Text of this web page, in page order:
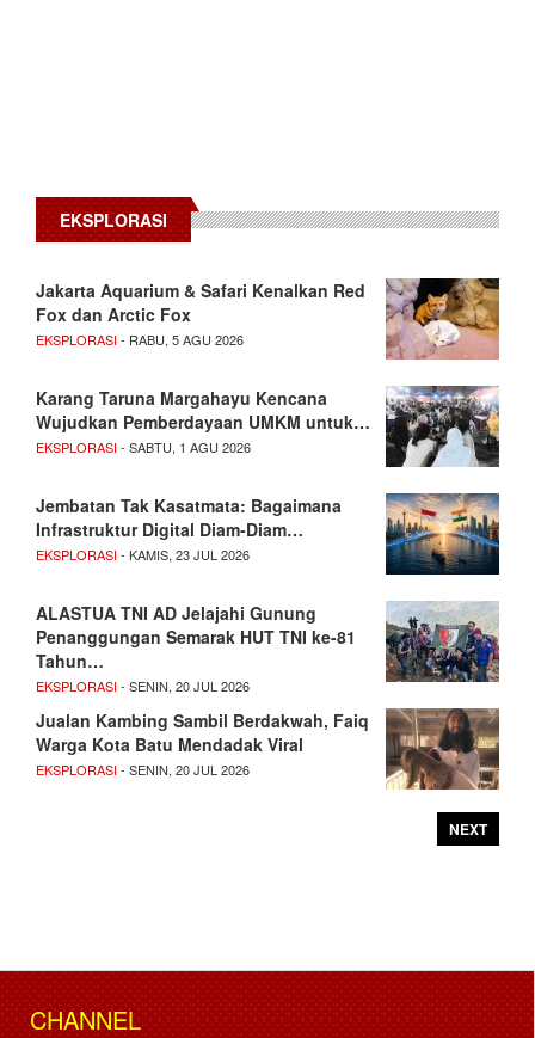
EKSPLORASI
Jakarta Aquarium & Safari Kenalkan Red
Fox dan Arctic Fox
EKSPLORASI- RABU, 5 AGU 2026
Karang Taruna Margahayu Kencana
Wujudkan Pemberdayaan UMKM untuk…
EKSPLORASI- SABTU, 1 AGU 2026
Jembatan Tak Kasatmata: Bagaimana
Infrastruktur Digital Diam-Diam…
EKSPLORASI- KAMIS, 23 JUL 2026
ALASTUA TNI AD Jelajahi Gunung
Penanggungan Semarak HUT TNI ke-81
Tahun…
EKSPLORASI- SENIN, 20 JUL 2026
Jualan Kambing Sambil Berdakwah, Faiq
Warga Kota Batu Mendadak Viral
EKSPLORASI- SENIN, 20 JUL 2026
NEXT
CHANNEL